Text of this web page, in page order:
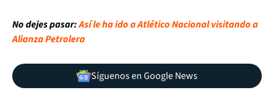
No dejes pasar:Así le ha ido a Atlético Nacional visitando a
Alianza Petrolera
Síguenos en Google News